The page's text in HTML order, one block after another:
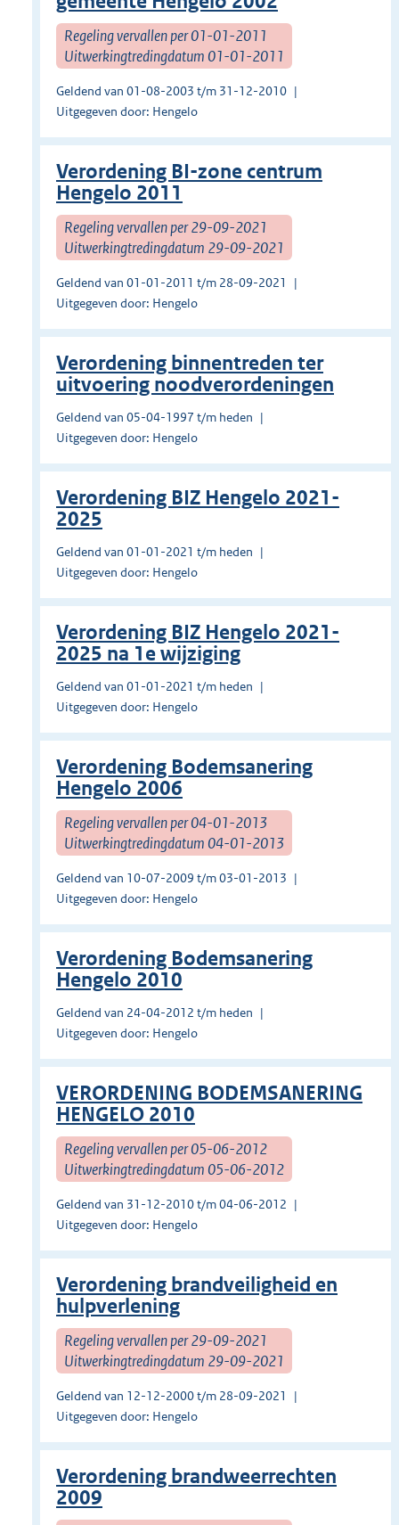
Regeling vervallen per 01-01-2011
Uitwerkingtredingdatum 01-01-2011
Geldend van 01-08-2003 t/m 31-12-2010
Uitgegeven door: Hengelo
Verordening BI-zone centrum
Hengelo 2011
Regeling vervallen per 29-09-2021
Uitwerkingtredingdatum 29-09-2021
Geldend van 01-01-2011 t/m 28-09-2021
Uitgegeven door: Hengelo
Verordening binnentreden ter
uitvoering noodverordeningen
Geldend van 05-04-1997 t/m heden
Uitgegeven door: Hengelo
Verordening BIZ Hengelo 2021-
2025
Geldend van 01-01-2021 t/m heden
Uitgegeven door: Hengelo
Verordening BIZ Hengelo 2021-
2025 na 1e wijziging
Geldend van 01-01-2021 t/m heden
Uitgegeven door: Hengelo
Verordening Bodemsanering
Hengelo 2006
Regeling vervallen per 04-01-2013
Uitwerkingtredingdatum 04-01-2013
Geldend van 10-07-2009 t/m 03-01-2013
Uitgegeven door: Hengelo
Verordening Bodemsanering
Hengelo 2010
Geldend van 24-04-2012 t/m heden
Uitgegeven door: Hengelo
VERORDENING BODEMSANERING
HENGELO 2010
Regeling vervallen per 05-06-2012
Uitwerkingtredingdatum 05-06-2012
Geldend van 31-12-2010 t/m 04-06-2012
Uitgegeven door: Hengelo
Verordening brandveiligheid en
hulpverlening
Regeling vervallen per 29-09-2021
Uitwerkingtredingdatum 29-09-2021
Geldend van 12-12-2000 t/m 28-09-2021
Uitgegeven door: Hengelo
Verordening brandweerrechten
2009